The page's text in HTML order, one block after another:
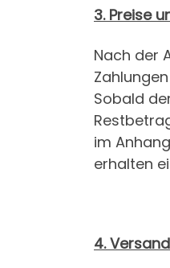
3. Preise
Nach der
Sobald
im
erhalten
4.